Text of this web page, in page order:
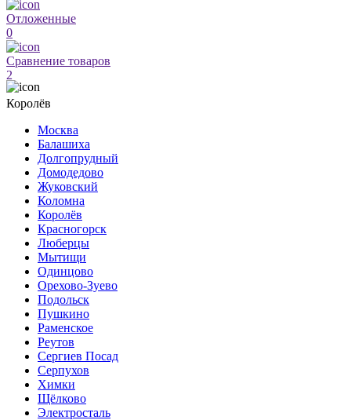
Отложенные
0
Сравнение товаров
2
Королёв
Москва
Балашиха
Долгопрудный
Домодедово
Жуковский
Коломна
Королёв
Красногорск
Люберцы
Мытищи
Одинцово
Орехово-Зуево
Подольск
Пушкино
Раменское
Реутов
Сергиев Посад
Серпухов
Химки
Щёлково
Электросталь